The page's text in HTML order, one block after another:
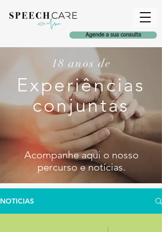
Agende a sua consulta
18 anos de
Experiências
conjuntas
Acompanhe aqui o nosso
percurso e notícias.
NOTICIAS